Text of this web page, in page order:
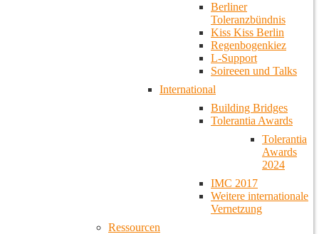
Berliner
Toleranzbündnis
Kiss Kiss Berlin
Regenbogenkiez
L-Support
Soireeen und Talks
International
Building Bridges
Tolerantia Awards
Tolerantia
Awards
2024
IMC 2017
Weitere internationale
Vernetzung
Ressourcen